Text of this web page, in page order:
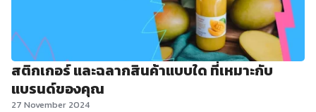
สติกเกอร์ และฉลากสินค้าแบบใด ที่เหมาะกับ
แบรนด์ของคุณ
27 November 2024